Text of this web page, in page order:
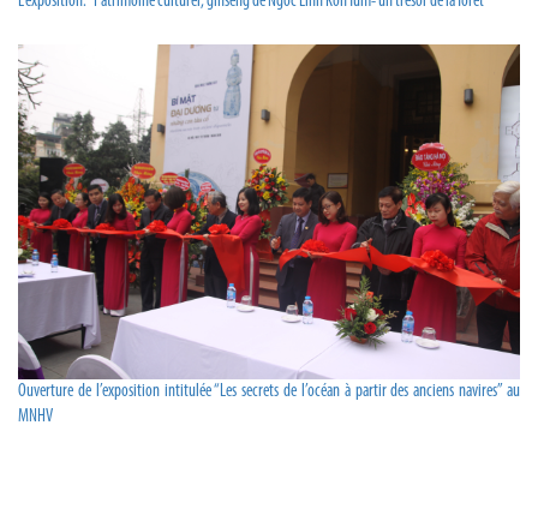
Ouverture de l’exposition intitulée “Les secrets de l’océan à partir des anciens navires” au
MNHV